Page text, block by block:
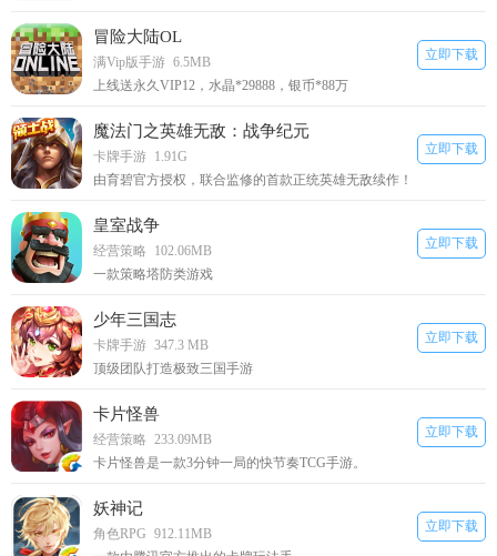
冒险大陆OL
满Vip版手游 6.5MB
上线送永久VIP12，水晶*29888，银币*88万
立即下载
魔法门之英雄无敌：战争纪元
卡牌手游 1.91G
由育碧官方授权，联合监修的首款正统英雄无敌续作！
立即下载
皇室战争
经营策略
102.06MB
一款策略塔防类游戏
立即下载
少年三国志
卡牌手游 347.3 MB
顶级团队打造极致三国手游
立即下载
卡片怪兽
经营策略 233.09MB
卡片怪兽是一款3分钟一局的快节奏TCG手游。
立即下载
妖神记
角色RPG 912.11MB
立即下载